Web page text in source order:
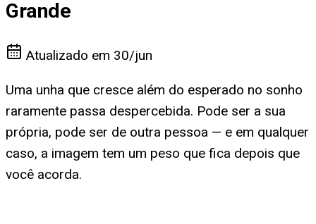
Grande
Atualizado em 30/jun
Uma unha que cresce além do esperado no sonho
raramente passa despercebida. Pode ser a sua
própria, pode ser de outra pessoa — e em qualquer
caso, a imagem tem um peso que fica depois que
você acorda.